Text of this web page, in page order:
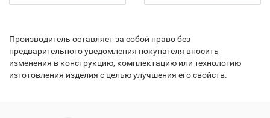
Производитель оставляет за собой право без
предварительного уведомления покупателя вносить
изменения в конструкцию, комплектацию или технологию
изготовления изделия с целью улучшения его свойств.